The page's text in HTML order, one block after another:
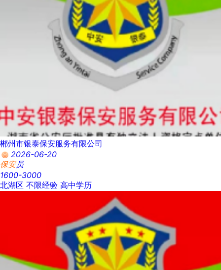
郴州市银泰保安服务有限公司
2026-06-20
保安员
1600-3000
北湖区 不限经验 高中学历